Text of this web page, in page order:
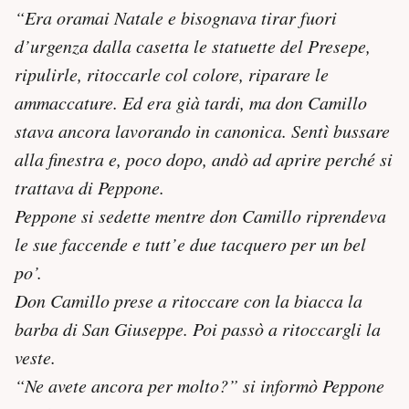
“Era oramai Natale e bisognava tirar fuori
d’urgenza dalla casetta le statuette del Presepe,
ripulirle, ritoccarle col colore, riparare le
ammaccature. Ed era già tardi, ma don Camillo
stava ancora lavorando in canonica. Sentì bussare
alla finestra e, poco dopo, andò ad aprire perché si
trattava di Peppone.
Peppone si sedette mentre don Camillo riprendeva
le sue faccende e tutt’e due tacquero per un bel
po’.
Don Camillo prese a ritoccare con la biacca la
barba di San Giuseppe. Poi passò a ritoccargli la
veste.
“Ne avete ancora per molto?” si informò Peppone